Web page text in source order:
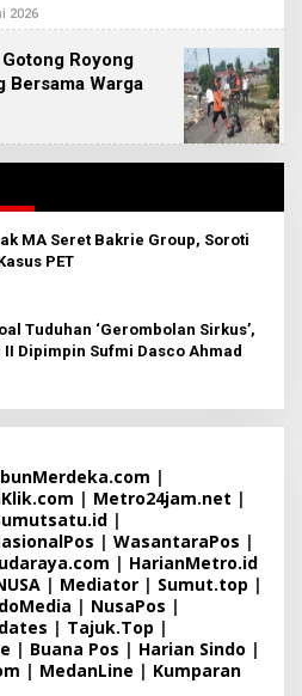
A
K
I
2
2026
L
H
A
N
B
I
T
A
Royong
Bersama Warga
MA Seret Bakrie Group, Soroti
PET
Tuduhan ‘Gerombolan Sirkus’,
II Dipimpin Sufmi Dasco Ahmad
|
| Metro24jam.net |
|
| WasantaraPos |
| HarianMetro.id
| Mediator | Sumut.top |
| NusaPos |
| Tajuk.Top |
| Buana Pos | Harian Sindo |
| MedanLine | Kumparan